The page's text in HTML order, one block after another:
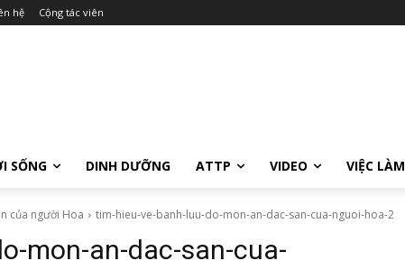
hệ Cộng tác viên
SỐNG DINH DƯỠNG ATTP VIDEO VIỆC LÀM
của người Hoa tim-hieu-ve-banh-luu-do-mon-an-dac-san-cua-nguoi-hoa-2
mon-an-dac-san-cua-